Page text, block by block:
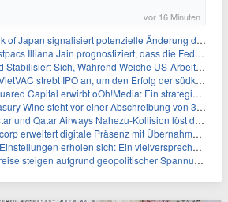
vor 16 Minuten
signalisiert potenzielle Änderung der Zinspolitik angesichts von Inflationsbedenken
Illiana Jain prognostiziert, dass die Fed die Zinssätze nach dem Arbeitsmarktbericht stabil halten wird
Sich, Während Weiche US-Arbeitsmarktdaten Zinsängste Lindern
strebt IPO an, um den Erfolg der südkoreanischen Unterhaltungsindustrie nachzuahmen
Capital erwirbt oOh!Media: Ein strategischer Schritt in der Außenwerbung
steht vor einer Abschreibung von 395 Millionen US-Dollar aufgrund von Herausforderungen in der US-Lieferkette
Qatar Airways Nahezu-Kollision löst dringende Sicherheitsuntersuchung aus
erweitert digitale Präsenz mit Übernahme von BetMakers für 189 Millionen Dollar
erholen sich: Ein vielversprechender Wandel für wachstumsorientierte Investoren
steigen aufgrund geopolitischer Spannungen im Nahen Osten